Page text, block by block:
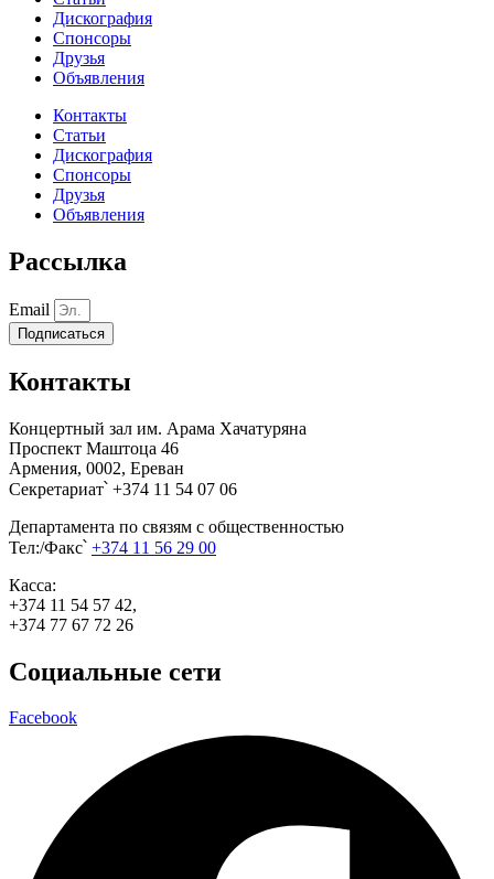
Дискография
Спонсоры
Друзья
Объявления
Контакты
Статьи
Дискография
Спонсоры
Друзья
Объявления
Рассылка
Email
Подписаться
Контакты
Концертный зал им. Арама Хачатуряна
Проспект Маштоца 46
Армения, 0002, Ереван
Секретариат՝ +374 11 54 07 06
Департамента по связям с общественностью
Тел:/Факс՝ +374 11 56 29 00
Касса:
+374 11 54 57 42,
+374 77 67 72 26
Социальные сети
Facebook